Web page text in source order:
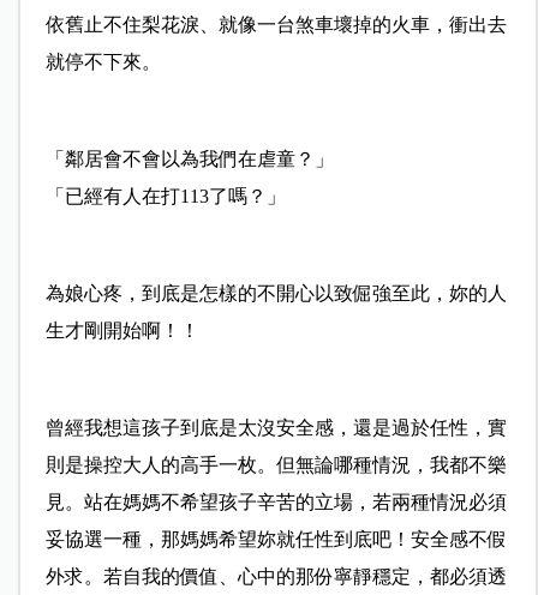
依舊止不住梨花淚、就像一台煞車壞掉的火車，衝出去
就停不下來。
「鄰居會不會以為我們在虐童？」
「已經有人在打113了嗎？」
為娘心疼，到底是怎樣的不開心以致倔強至此，妳的人
生才剛開始啊！！
曾經我想這孩子到底是太沒安全感，還是過於任性，實
則是操控大人的高手一枚。但無論哪種情況，我都不樂
見。站在媽媽不希望孩子辛苦的立場，若兩種情況必須
妥協選一種，那媽媽希望妳就任性到底吧！安全感不假
外求。若自我的價值、心中的那份寧靜穩定，都必須透